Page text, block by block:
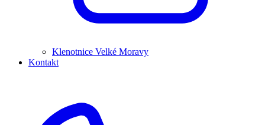
Klenotnice Velké Moravy
Kontakt